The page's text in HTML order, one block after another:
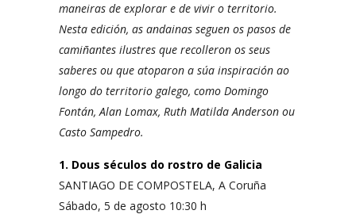
maneiras de explorar e de vivir o territorio.
Nesta edición, as andainas seguen os pasos de
camiñantes ilustres que recolleron os seus
saberes ou que atoparon a súa inspiración ao
longo do territorio galego, como Domingo
Fontán, Alan Lomax, Ruth Matilda Anderson ou
Casto Sampedro.
1. Dous séculos do rostro de Galicia
SANTIAGO DE COMPOSTELA, A Coruña
Sábado, 5 de agosto 10:30 h